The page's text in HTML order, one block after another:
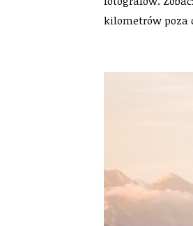
kilometrów poza